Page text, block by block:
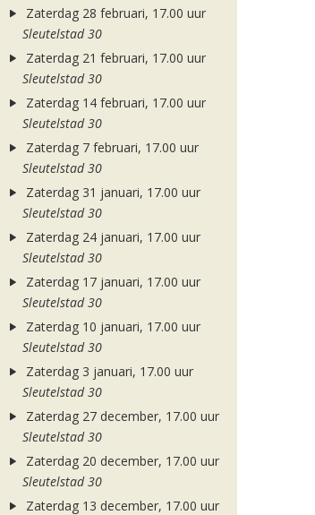
Zaterdag 28 februari, 17.00 uur
Sleutelstad 30
Zaterdag 21 februari, 17.00 uur
Sleutelstad 30
Zaterdag 14 februari, 17.00 uur
Sleutelstad 30
Zaterdag 7 februari, 17.00 uur
Sleutelstad 30
Zaterdag 31 januari, 17.00 uur
Sleutelstad 30
Zaterdag 24 januari, 17.00 uur
Sleutelstad 30
Zaterdag 17 januari, 17.00 uur
Sleutelstad 30
Zaterdag 10 januari, 17.00 uur
Sleutelstad 30
Zaterdag 3 januari, 17.00 uur
Sleutelstad 30
Zaterdag 27 december, 17.00 uur
Sleutelstad 30
Zaterdag 20 december, 17.00 uur
Sleutelstad 30
Zaterdag 13 december, 17.00 uur